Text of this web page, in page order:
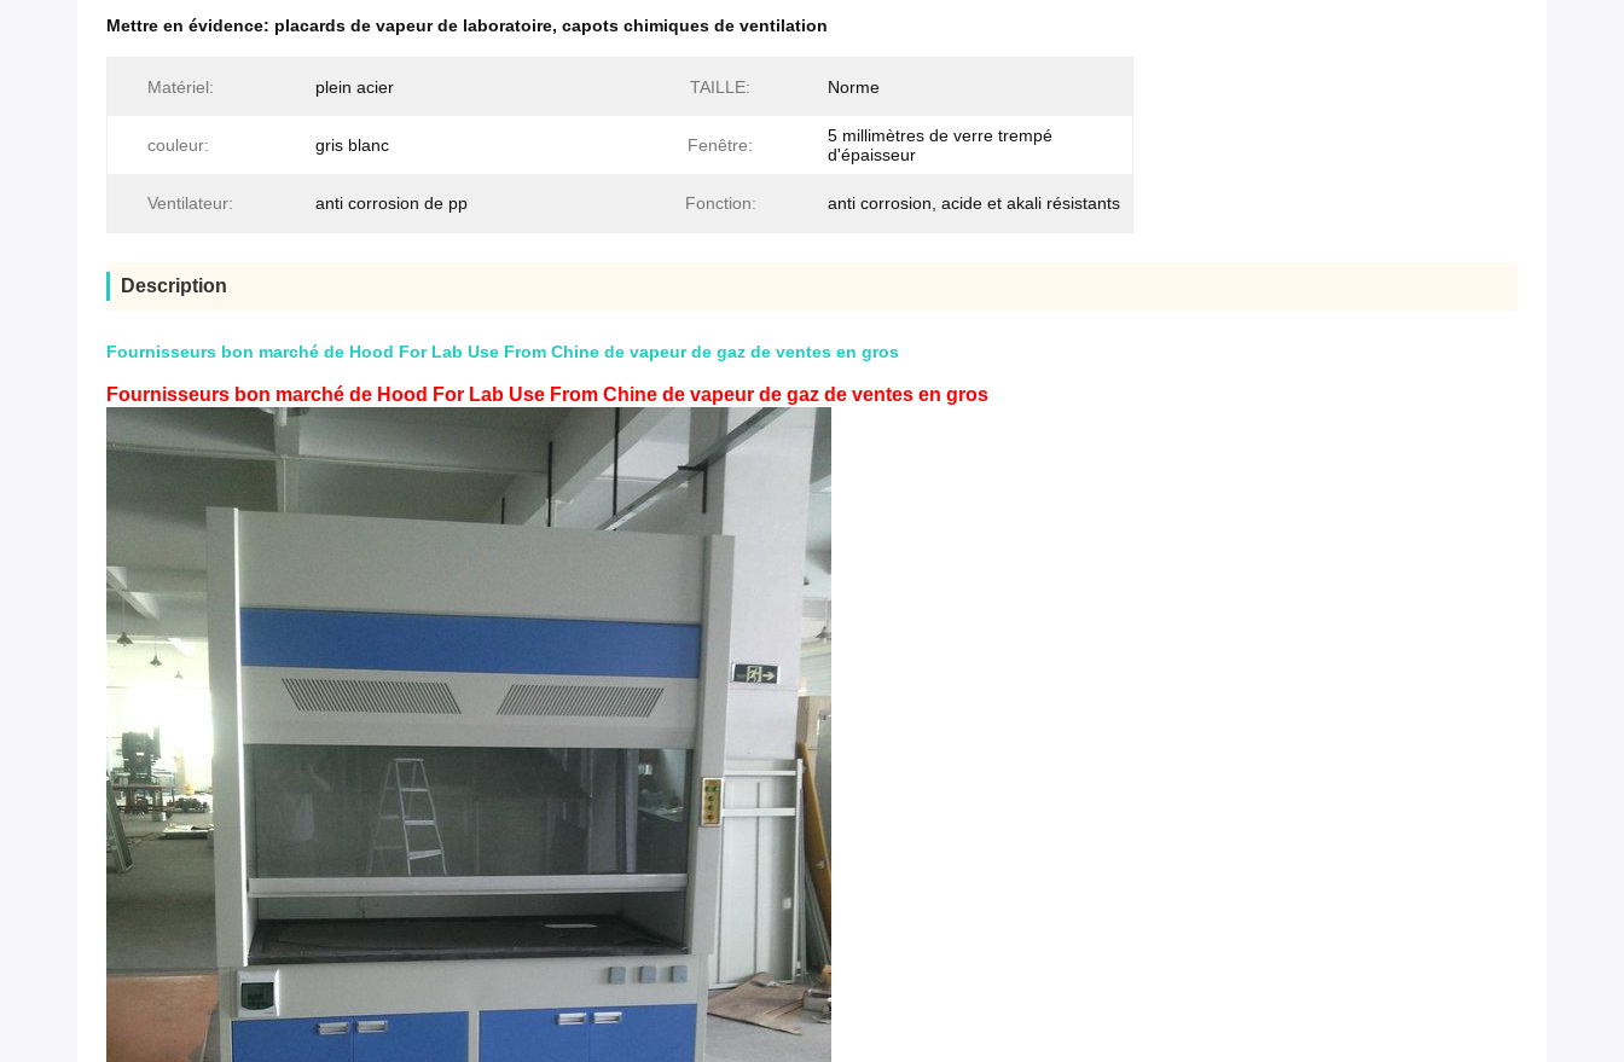
Mettre en évidence: placards de vapeur de laboratoire, capots chimiques de ventilation
Matériel: plein acier TAILLE: Norme
couleur: gris blanc Fenêtre:
5 millimètres de verre trempé
d'épaisseur
Ventilateur: anti corrosion de pp Fonction: anti corrosion, acide et akali résistants
Description
Fournisseurs bon marché de Hood For Lab Use From Chine de vapeur de gaz de ventes en gros
Fournisseurs bon marché de Hood For Lab Use From Chine de vapeur de gaz de ventes en gros